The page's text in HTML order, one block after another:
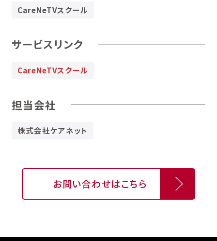
CareNeTVスクール
サービスリンク
CareNeTVスクール
担当会社
株式会社ケアネット
お問い合わせはこちら